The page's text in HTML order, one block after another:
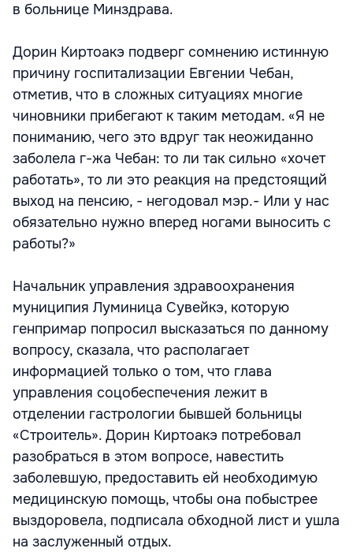
в больнице Минздрава.
Дорин Киртоакэ подверг сомнению истинную
причину госпитализации Евгении Чебан,
отметив, что в сложных ситуациях многие
чиновники прибегают к таким методам. «Я не
пониманию, чего это вдруг так неожиданно
заболела г-жа Чебан: то ли так сильно «хочет
работать», то ли это реакция на предстоящий
выход на пенсию, - негодовал мэр.- Или у нас
обязательно нужно вперед ногами выносить с
работы?»
Начальник управления здравоохранения
муниципия Луминица Сувейкэ, которую
генпримар попросил высказаться по данному
вопросу, сказала, что располагает
информацией только о том, что глава
управления соцобеспечения лежит в
отделении гастрологии бывшей больницы
«Строитель». Дорин Киртоакэ потребовал
разобраться в этом вопросе, навестить
заболевшую, предоставить ей необходимую
медицинскую помощь, чтобы она побыстрее
выздоровела, подписала обходной лист и ушла
на заслуженный отдых.